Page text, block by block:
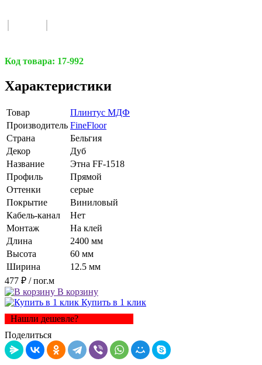
Код товара: 17-992
Характеристики
Товар
Плинтус МДФ
Производитель FineFloor
Страна
Бельгия
Декор
Дуб
Название
Этна FF-1518
Профиль
Прямой
Оттенки
серые
Покрытие
Виниловый
Кабель-канал
Нет
Монтаж
На клей
Длина
2400 мм
Высота
60 мм
Ширина
12.5 мм
477 ₽ / пог.м
В корзину
Купить в 1 клик
Нашли дешевле?
Поделиться